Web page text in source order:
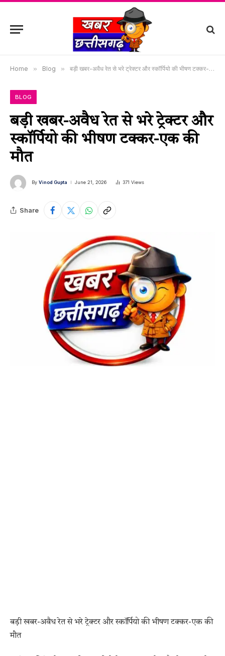
Home » Blog » बड़ी खबर-अवैध रेत से भरे ट्रेक्टर और स्कॉर्पियो की भीषण टक्कर-एक की मौत
BLOG
बड़ी खबर-अवैध रेत से भरे ट्रेक्टर और
स्कॉर्पियो की भीषण टक्कर-एक की
मौत
By Vinod Gupta June 21, 2026 371 Views
Share
बड़ी खबर-अवैध रेत से भरे ट्रेक्टर और स्कॉर्पियो की भीषण टक्कर-एक की
मौत